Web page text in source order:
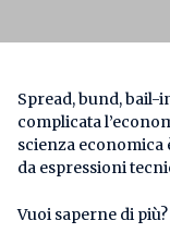
Spread, bund, bail-
complicata
scienza economica
da espressioni
Vuoi saperne di più?